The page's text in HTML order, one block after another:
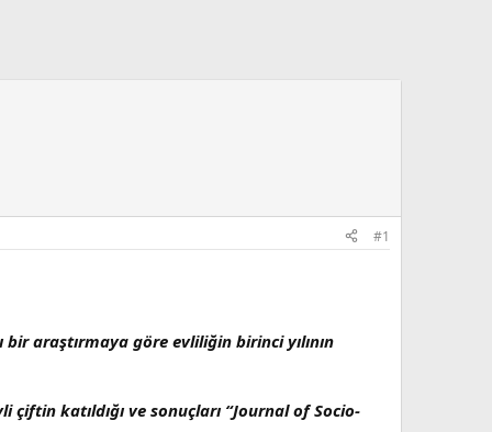
#1
araştırmaya göre evliliğin birinci yılının
katıldığı ve sonuçları “Journal of Socio-